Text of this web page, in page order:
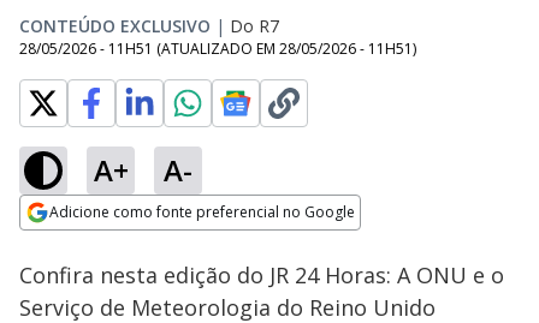
CONTEÚDO EXCLUSIVO | Do R7
28/05/2026 - 11H51 (ATUALIZADO EM 28/05/2026 - 11H51)
A+ A-
Adicione como fonte preferencial no Google
Ativar
Loaded:
16.80%
Confira nesta edição do JR 24 Horas: A ONU e o
Serviço de Meteorologia do Reino Unido